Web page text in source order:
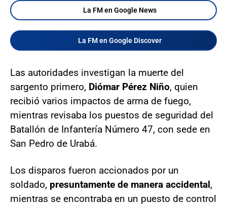
La FM en Google News
La FM en Google Discover
Las autoridades investigan la muerte del
sargento primero, Diómar Pérez Niño, quien
recibió varios impactos de arma de fuego,
mientras revisaba los puestos de seguridad del
Batallón de Infantería Número 47, con sede en
San Pedro de Urabá.
Los disparos fueron accionados por un
soldado, presuntamente de manera accidental,
mientras se encontraba en un puesto de control